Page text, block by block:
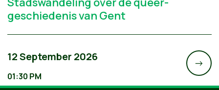
geschiedenis van Gent
12 September 2026
01:30 PM
->